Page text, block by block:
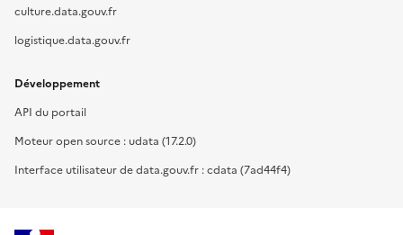
culture.data.gouv.fr
logistique.data.gouv.fr
Développement
API du portail
Moteur open source : udata (17.2.0)
Interface utilisateur de data.gouv.fr : cdata (7ad44f4)